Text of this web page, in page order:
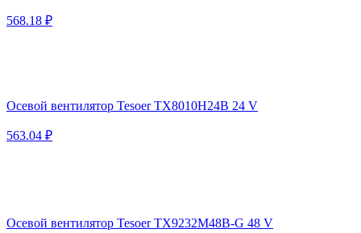
568.18 ₽
Осевой вентилятор Tesoer TX8010H24B 24 V
563.04 ₽
Осевой вентилятор Tesoer TX9232M48B-G 48 V